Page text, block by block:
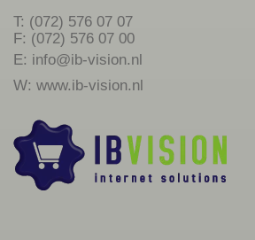
T: (072) 576 07 07
F: (072) 576 07 00
E: info@ib-vision.nl
W: www.ib-vision.nl